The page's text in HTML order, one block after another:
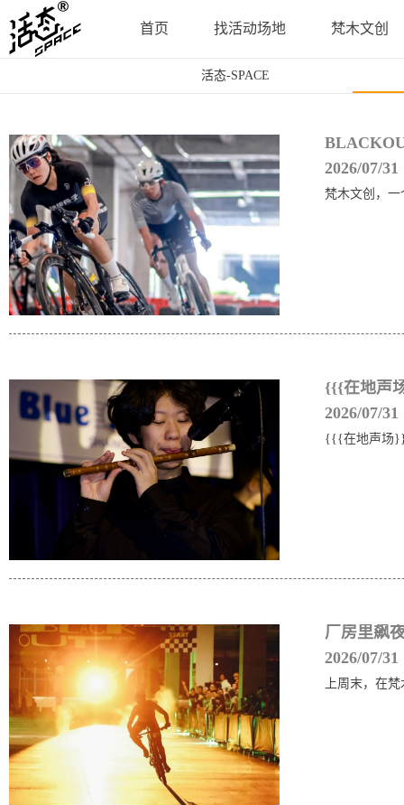
首页 找活动场地 梵木文创
活态-SPACE
2026/07/31
梵木文创，
{{{在地声
2026/07/31
{{{在地声场
厂房里飙
2026/07/31
上周末，在